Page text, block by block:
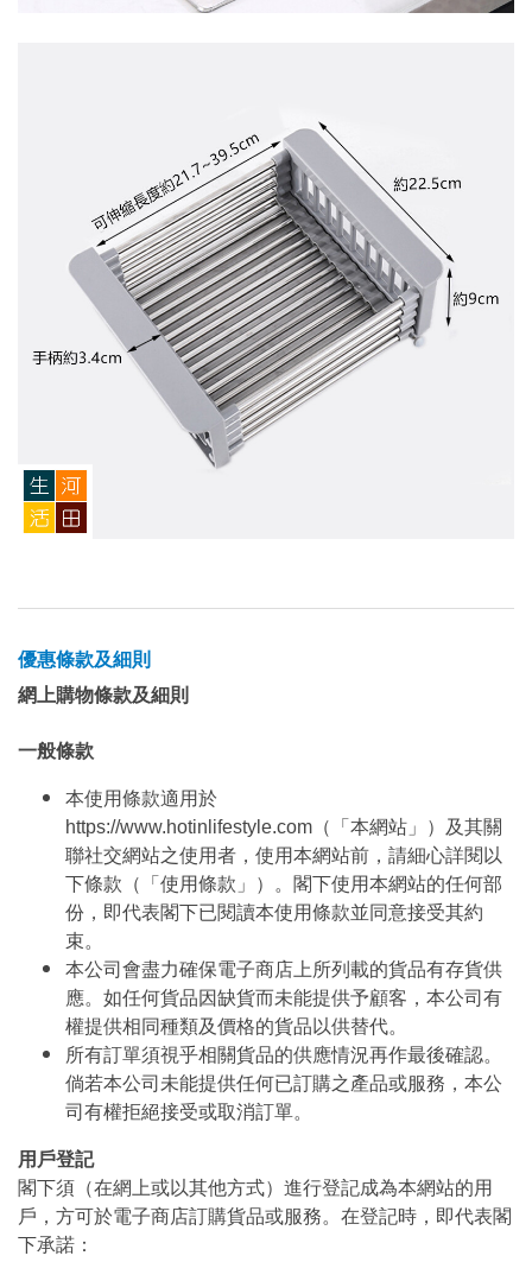
優惠條款及細則
網上購物條款及細則
一般條款
本使用條款適用於
https://www.hotinlifestyle.com（「本網站」）及其關
聯社交網站之使用者，使用本網站前，請細心詳閱以
下條款（「使用條款」）。閣下使用本網站的任何部
份，即代表閣下已閱讀本使用條款並同意接受其約
束。
本公司會盡力確保電子商店上所列載的貨品有存貨供
應。如任何貨品因缺貨而未能提供予顧客，本公司有
權提供相同種類及價格的貨品以供替代。
所有訂單須視乎相關貨品的供應情況再作最後確認。
倘若本公司未能提供任何已訂購之產品或服務，本公
司有權拒絕接受或取消訂單。
用戶登記
閣下須（在網上或以其他方式）進行登記成為本網站的用
戶，方可於電子商店訂購貨品或服務。在登記時，即代表閣
下承諾：